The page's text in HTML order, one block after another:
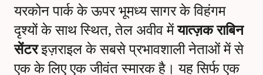
यरकोन पार्क के ऊपर भूमध्य सागर के विहंगम
दृश्यों के साथ स्थित, तेल अवीव मेंयात्ज़क राबिन
सेंटरइज़राइल के सबसे प्रभावशाली नेताओं में से
एक के लिए एक जीवंत स्मारक है। यह सिर्फ एक